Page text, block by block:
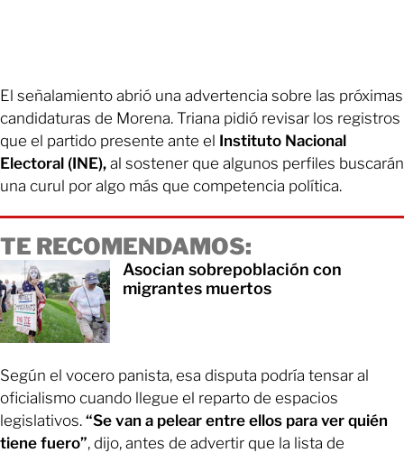
El señalamiento abrió una advertencia sobre las próximas
candidaturas de Morena. Triana pidió revisar los registros
que el partido presente ante el Instituto Nacional
Electoral (INE), al sostener que algunos perfiles buscarán
una curul por algo más que competencia política.
TE RECOMENDAMOS:
Asocian sobrepoblación con
migrantes muertos
Según el vocero panista, esa disputa podría tensar al
oficialismo cuando llegue el reparto de espacios
legislativos. “Se van a pelear entre ellos para ver quién
tiene fuero”, dijo, antes de advertir que la lista de